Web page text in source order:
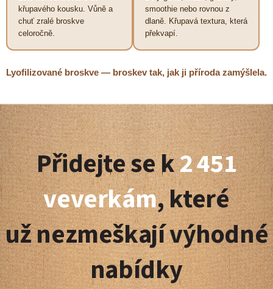
křupavého kousku. Vůně a
chuť zralé broskve
celoročně.
smoothie nebo rovnou z
dlaně. Křupavá textura, která
překvapí.
Lyofilizované broskve — broskev tak, jak ji příroda zamýšlela.
Z
á
p
a
t
í
Přidejte se k2 451
veverkám, které
už nezmeškají výhodné
nabídky